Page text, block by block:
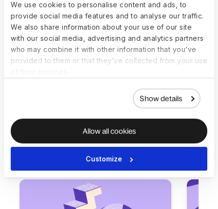
We use cookies to personalise content and ads, to
provide social media features and to analyse our traffic.
We also share information about your use of our site
with our social media, advertising and analytics partners
who may combine it with other information that you’ve
provided to them or that they’ve collected from your use
Show details
Allow all cookies
Customize
landegrænser?
Ressourcer til at
Vi har samlet vores ekspertise i en række
gennemarbejdede, lette at følge guider, blogs og
webinarer til virksomheder i alle størrelser.